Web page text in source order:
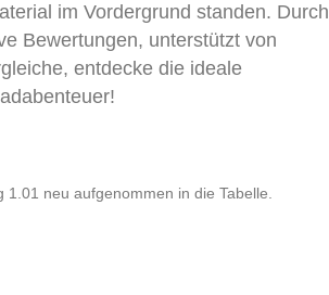
im Vordergrund standen. Durch
Bewertungen, unterstützt von
entdecke die ideale
neu aufgenommen in die Tabelle.